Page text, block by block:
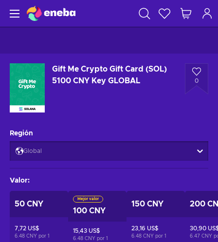
Gift Me Crypto Gift Card (SOL)
5100 CNY Key GLOBAL
0
Región
Global
Valor:
50 CNY
7,72 US$
6.48 CNY por 1
Mejor valor
100 CNY
15,43 US$
6.48 CNY por 1
150 CNY
23,16 US$
6.48 CNY por 1
200
30,90
6.47 CNY